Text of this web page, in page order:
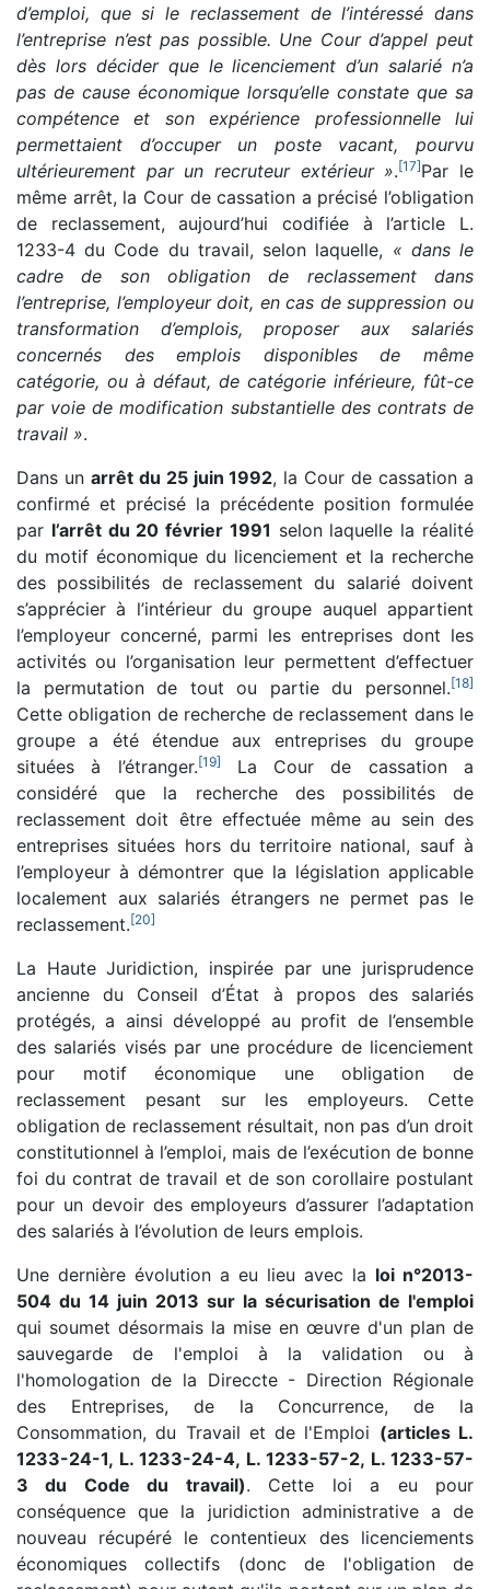
d’emploi, que si le reclassement de l’intéressé dans
l’entreprise n’est pas possible. Une Cour d’appel peut
dès lors décider que le licenciement d’un salarié n’a
pas de cause économique lorsqu’elle constate que sa
compétence et son expérience professionnelle lui
permettaient d’occuper un poste vacant, pourvu
ultérieurement par un recruteur extérieur ».[17]Par le
même arrêt, la Cour de cassation a précisé l’obligation
de reclassement, aujourd’hui codifiée à l’article L.
1233-4 du Code du travail, selon laquelle, « dans le
cadre de son obligation de reclassement dans
l’entreprise, l’employeur doit, en cas de suppression ou
transformation d’emplois, proposer aux salariés
concernés des emplois disponibles de même
catégorie, ou à défaut, de catégorie inférieure, fût-ce
par voie de modification substantielle des contrats de
travail ».
Dans un arrêt du 25 juin 1992, la Cour de cassation a
confirmé et précisé la précédente position formulée
par l’arrêt du 20 février 1991 selon laquelle la réalité
du motif économique du licenciement et la recherche
des possibilités de reclassement du salarié doivent
s’apprécier à l’intérieur du groupe auquel appartient
l’employeur concerné, parmi les entreprises dont les
activités ou l’organisation leur permettent d’effectuer
la permutation de tout ou partie du personnel.[18]
Cette obligation de recherche de reclassement dans le
groupe a été étendue aux entreprises du groupe
situées à l’étranger.[19]
La Cour de cassation a
considéré que la recherche des possibilités de
reclassement doit être effectuée même au sein des
entreprises situées hors du territoire national, sauf à
l’employeur à démontrer que la législation applicable
localement aux salariés étrangers ne permet pas le
reclassement.[20]
La Haute Juridiction, inspirée par une jurisprudence
ancienne du Conseil d’État à propos des salariés
protégés, a ainsi développé au profit de l’ensemble
des salariés visés par une procédure de licenciement
pour motif économique une obligation de
reclassement pesant sur les employeurs. Cette
obligation de reclassement résultait, non pas d’un droit
constitutionnel à l’emploi, mais de l’exécution de bonne
foi du contrat de travail et de son corollaire postulant
pour un devoir des employeurs d’assurer l’adaptation
des salariés à l’évolution de leurs emplois.
Une dernière évolution a eu lieu avec la loi n°2013-
504 du 14 juin 2013 sur la sécurisation de l'emploi
qui soumet désormais la mise en œuvre d'un plan de
sauvegarde de l'emploi à la validation ou à
l'homologation de la Direccte - Direction Régionale
des Entreprises, de la Concurrence, de la
Consommation, du Travail et de l'Emploi (articles L.
1233-24-1, L. 1233-24-4, L. 1233-57-2, L. 1233-57-
3 du Code du travail). Cette loi a eu pour
conséquence que la juridiction administrative a de
nouveau récupéré le contentieux des licenciements
économiques collectifs (donc de l'obligation de